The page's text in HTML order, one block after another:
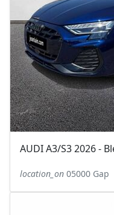
location_on 05000 Gap